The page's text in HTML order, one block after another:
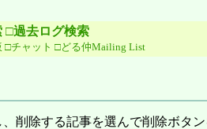
□過去ログ検索
□チャット □どる仲Mailing List
削除する記事を選んで削除ボタン